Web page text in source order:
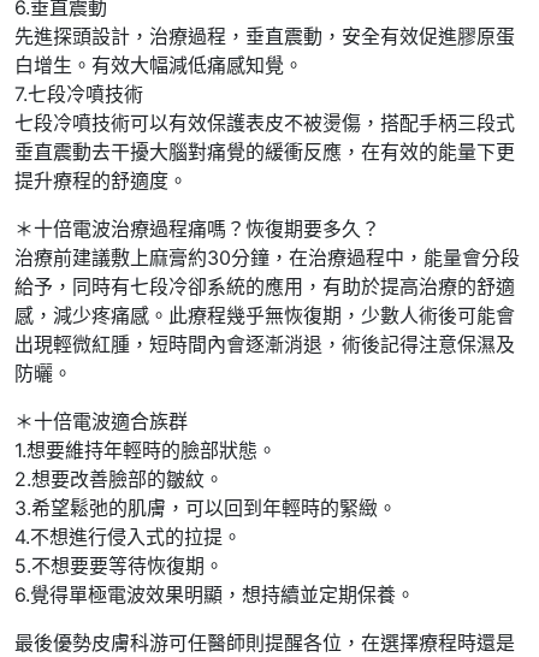
6.垂直震動
先進探頭設計，治療過程，垂直震動，安全有效促進膠原蛋
白增生。有效大幅減低痛感知覺。
7.七段冷噴技術
七段冷噴技術可以有效保護表皮不被燙傷，搭配手柄三段式
垂直震動去干擾大腦對痛覺的緩衝反應，在有效的能量下更
提升療程的舒適度。
＊十倍電波治療過程痛嗎？恢復期要多久？
治療前建議敷上麻膏約30分鐘，在治療過程中，能量會分段
給予，同時有七段冷卻系統的應用，有助於提高治療的舒適
感，減少疼痛感。此療程幾乎無恢復期，少數人術後可能會
出現輕微紅腫，短時間內會逐漸消退，術後記得注意保濕及
防曬。
＊十倍電波適合族群
1.想要維持年輕時的臉部狀態。
2.想要改善臉部的皺紋。
3.希望鬆弛的肌膚，可以回到年輕時的緊緻。
4.不想進行侵入式的拉提。
5.不想要要等待恢復期。
6.覺得單極電波效果明顯，想持續並定期保養。
最後優勢皮膚科游可任醫師則提醒各位，在選擇療程時還是